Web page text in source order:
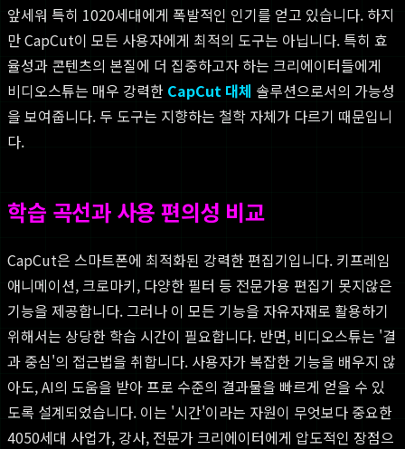
앞세워 특히 1020세대에게 폭발적인 인기를 얻고 있습니다. 하지
만 CapCut이 모든 사용자에게 최적의 도구는 아닙니다. 특히 효
율성과 콘텐츠의 본질에 더 집중하고자 하는 크리에이터들에게
비디오스튜는 매우 강력한 CapCut 대체 솔루션으로서의 가능성
을 보여줍니다. 두 도구는 지향하는 철학 자체가 다르기 때문입니
다.
학습 곡선과 사용 편의성 비교
CapCut은 스마트폰에 최적화된 강력한 편집기입니다. 키프레임
애니메이션, 크로마키, 다양한 필터 등 전문가용 편집기 못지않은
기능을 제공합니다. 그러나 이 모든 기능을 자유자재로 활용하기
위해서는 상당한 학습 시간이 필요합니다. 반면, 비디오스튜는 '결
과 중심'의 접근법을 취합니다. 사용자가 복잡한 기능을 배우지 않
아도, AI의 도움을 받아 프로 수준의 결과물을 빠르게 얻을 수 있
도록 설계되었습니다. 이는 '시간'이라는 자원이 무엇보다 중요한
4050세대 사업가, 강사, 전문가 크리에이터에게 압도적인 장점으